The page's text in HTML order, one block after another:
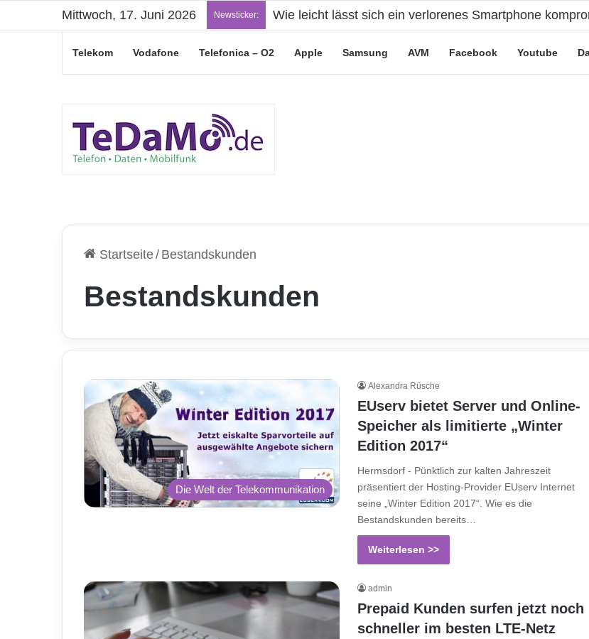
Mittwoch, 17. Juni 2026 Newsticker: Wie leicht lässt sich ein verlorenes Smartphone
Telekom Vodafone Telefonica – O2 Apple Samsung AVM Facebook Youtube
Startseite/ Bestandskunden
Bestandskunden
Die Welt der Telekommunikation
Alexandra Rüsche
EUserv bietet Server und Online-
Speicher als limitierte „Winter
Edition 2017“
Hermsdorf - Pünktlich zur kalten Jahreszeit
präsentiert der Hosting-Provider EUserv Internet
seine „Winter Edition 2017“. Wie es die
Bestandskunden bereits…
Weiterlesen >>
admin
Prepaid Kunden surfen jetzt noch
schneller im besten LTE-Netz